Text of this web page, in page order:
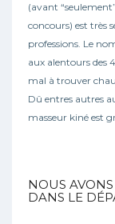
(avant
concours) est très
professions. Le
aux alentours des
mal à trouver
Dû entres autres
masseur kiné est
NOUS
DANS LE